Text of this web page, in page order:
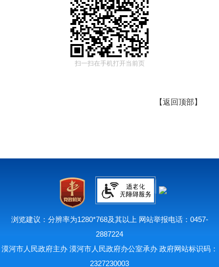
扫一扫在手机打开当前页
【返回顶部 】
浏览建议：分辨率为1280*768及其以上 网站举报电话：0457-
2887224
漠河市人民政府主办 漠河市人民政府办公室承办 政府网站标识码：
2327230003